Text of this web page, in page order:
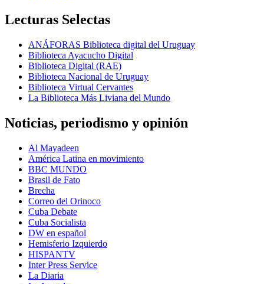
Lecturas Selectas
ANÁFORAS Biblioteca digital del Uruguay
Biblioteca Ayacucho Digital
Biblioteca Digital (RAE)
Biblioteca Nacional de Uruguay
Biblioteca Virtual Cervantes
La Biblioteca Más Liviana del Mundo
Noticias, periodismo y opinión
Al Mayadeen
América Latina en movimiento
BBC MUNDO
Brasil de Fato
Brecha
Correo del Orinoco
Cuba Debate
Cuba Socialista
DW en español
Hemisferio Izquierdo
HISPANTV
Inter Press Service
La Diaria